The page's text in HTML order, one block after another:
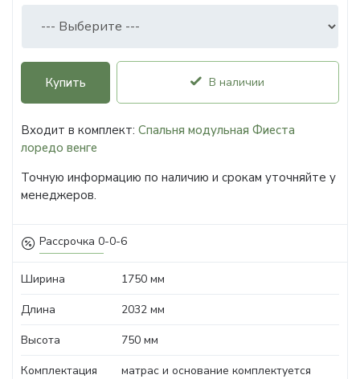
Рассрочка 0-0-6
Купить В наличии
Входит в комплект: Спальня модульная Фиеста
лоредо венге
Точную информацию по наличию и срокам уточняйте у
менеджеров.
Ширина
1750 мм
Длина
2032 мм
Высота
750 мм
Комплектация
матрас и основание комплектуется